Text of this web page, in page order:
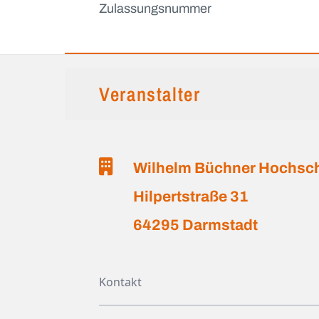
Zulassungsnummer
Veranstalter
Wilhelm Büchner
Hilpertstraße 31
64295 Darmstadt
Kontakt